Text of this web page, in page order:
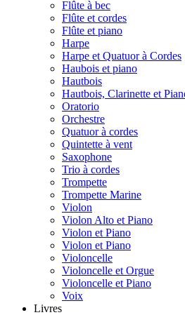
Flûte à bec
Flûte et cordes
Flûte et piano
Harpe
Harpe et Quatuor à Cordes
Haubois et piano
Hautbois
Hautbois, Clarinette et
Oratorio
Orchestre
Quatuor à cordes
Quintette à vent
Saxophone
Trio à cordes
Trompette
Trompette Marine
Violon
Violon Alto et Piano
Violon et Piano
Violon et Piano
Violoncelle
Violoncelle et Orgue
Violoncelle et Piano
Voix
Livres